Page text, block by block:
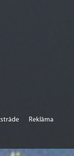
Reklāma